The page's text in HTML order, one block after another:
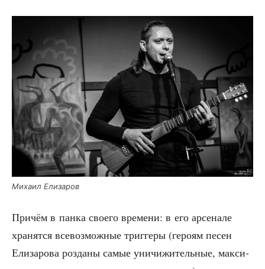
Миха­ил Елизаров
При­чём в пан­ка сво­е­го вре­ме­ни: в его арсе­на­ле
хра­нят­ся все­воз­мож­ные триг­ге­ры (геро­ям песен
Ели­за­ро­ва роз­да­ны самые уни­чи­жи­тель­ные, мак­си­